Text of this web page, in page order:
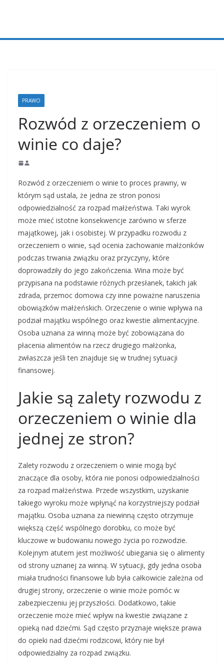
PRAWO
Rozwód z orzeczeniem o
winie co daje?
Rozwód z orzeczeniem o winie to proces prawny, w
którym sąd ustala, że jedna ze stron ponosi
odpowiedzialność za rozpad małżeństwa. Taki wyrok
może mieć istotne konsekwencje zarówno w sferze
majątkowej, jak i osobistej. W przypadku rozwodu z
orzeczeniem o winie, sąd ocenia zachowanie małżonków
podczas trwania związku oraz przyczyny, które
doprowadziły do jego zakończenia. Wina może być
przypisana na podstawie różnych przesłanek, takich jak
zdrada, przemoc domowa czy inne poważne naruszenia
obowiązków małżeńskich. Orzeczenie o winie wpływa na
podział majątku wspólnego oraz kwestie alimentacyjne.
Osoba uznana za winną może być zobowiązana do
płacenia alimentów na rzecz drugiego małżonka,
zwłaszcza jeśli ten znajduje się w trudnej sytuacji
finansowej.
Jakie są zalety rozwodu z
orzeczeniem o winie dla
jednej ze stron?
Zalety rozwodu z orzeczeniem o winie mogą być
znaczące dla osoby, która nie ponosi odpowiedzialności
za rozpad małżeństwa. Przede wszystkim, uzyskanie
takiego wyroku może wpłynąć na korzystniejszy podział
majątku. Osoba uznana za niewinną często otrzymuje
większą część wspólnego dorobku, co może być
kluczowe w budowaniu nowego życia po rozwodzie.
Kolejnym atutem jest możliwość ubiegania się o alimenty
od strony uznanej za winną. W sytuacji, gdy jedna osoba
miała trudności finansowe lub była całkowicie zależna od
drugiej strony, orzeczenie o winie może pomóc w
zabezpieczeniu jej przyszłości. Dodatkowo, takie
orzeczenie może mieć wpływ na kwestie związane z
opieką nad dziećmi. Sąd często przyznaje większe prawa
do opieki nad dziećmi rodzicowi, który nie był
odpowiedzialny za rozpad związku.